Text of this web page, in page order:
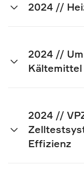
2024 //
2024 //
Kältemittel
2024 //
Effizienz